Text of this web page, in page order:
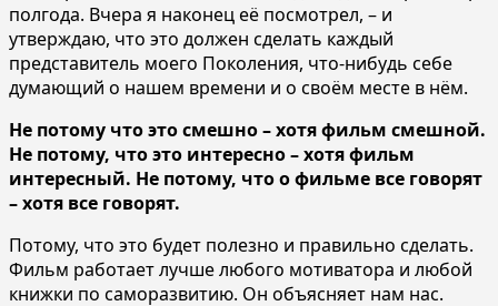
полгода. Вчера я наконец её посмотрел, – и
утверждаю, что это должен сделать каждый
представитель моего Поколения, что-нибудь себе
думающий о нашем времени и о своём месте в нём.
Не потому что это смешно – хотя фильм смешной.
Не потому, что это интересно – хотя фильм
интересный. Не потому, что о фильме все говорят
– хотя все говорят.
Потому, что это будет полезно и правильно сделать.
Фильм работает лучше любого мотиватора и любой
книжки по саморазвитию. Он объясняет нам нас.